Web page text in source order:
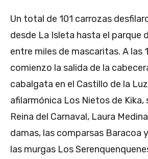
Un total de 101 carrozas
desde La Isleta hasta el parque
entre miles de mascaritas. A las
comienzo la salida de la
cabalgata en el Castillo de la
afilarmónica Los Nietos de Kika,
Reina del Carnaval, Laura
damas, las comparsas Baracoa
las murgas Los